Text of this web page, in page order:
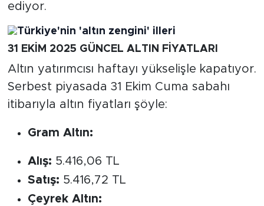
ediyor.
31 EKİM 2025 GÜNCEL ALTIN FİYATLARI
Altın yatırımcısı haftayı yükselişle kapatıyor.
Serbest piyasada 31 Ekim Cuma sabahı
itibarıyla altın fiyatları şöyle:
Gram Altın:
Alış: 5.416,06 TL
Satış: 5.416,72 TL
Çeyrek Altın: